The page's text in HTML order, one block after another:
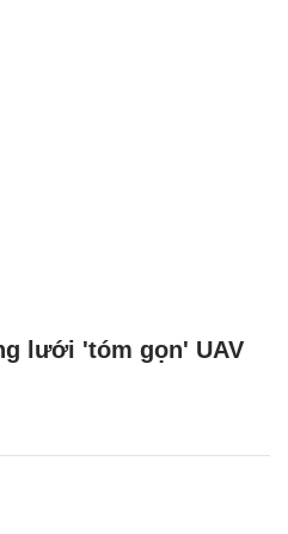
lưới 'tóm gọn' UAV